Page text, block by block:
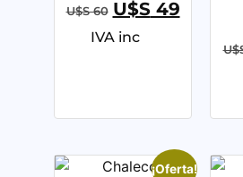
U$S60 U$S49
IVA inc
¡Oferta!